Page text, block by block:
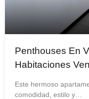
Penthouses En
Habitaciones
Este hermoso
comodidad, estilo y…